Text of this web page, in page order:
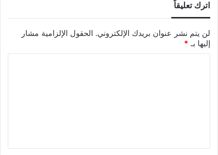
اترك تعليقاً
لن يتم نشر عنوان بريدك الإلكتروني. الحقول الإلزامية مشار
إليها بـ *